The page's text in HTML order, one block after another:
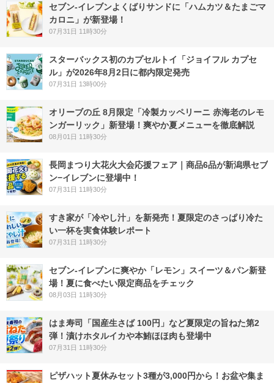
セブン‐イレブンよくばりサンドに「ハムカツ＆たまごマ
カロニ」が新登場！
07月31日 11時30分
スターバックス初のカプセルトイ「ジョイフル カプセ
ル」が2026年8月2日に都内限定発売
07月31日 13時00分
オリーブの丘 8月限定「冷製カッペリーニ 赤海老のレモ
ンガーリック」新登場！爽やか夏メニューを徹底解説
08月01日 11時30分
長岡まつり大花火大会応援フェア｜商品6品が新潟県セブ
ン−イレブンに登場中！
07月31日 11時30分
すき家が「冷やし汁」を新発売！夏限定のさっぱり冷た
い一杯を実食体験レポート
07月31日 11時30分
セブン‐イレブンに爽やか「レモン」スイーツ＆パン新登
場！夏に食べたい限定商品をチェック
08月03日 11時30分
はま寿司「国産生さば 100円」など夏限定の旨ねた第2
弾！漬けホタルイカや本鮪ほほ肉も登場中
07月31日 11時30分
ピザハット夏休みセット3種が3,000円から！お盆や集ま